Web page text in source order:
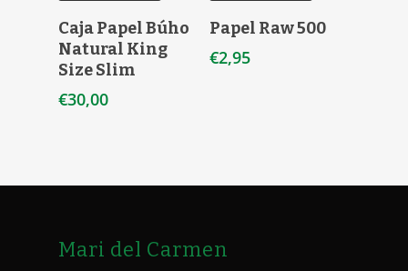
Caja Papel Búho
Natural King
Size Slim
€30,00
Papel Raw 500
€2,95
Mari del Carmen